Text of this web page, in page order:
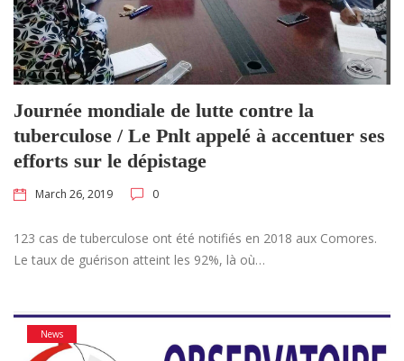
Journée mondiale de lutte contre la
tuberculose / Le Pnlt appelé à accentuer ses
efforts sur le dépistage
March 26, 2019 0
123 cas de tuberculose ont été notifiés en 2018 aux Comores.
Le taux de guérison atteint les 92%, là où…
News